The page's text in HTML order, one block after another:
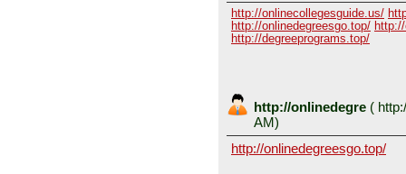
http://onlinecollegesguide.us/
http://onlinedegreesgo.top/
http://degreeprograms.top/
http://onlinedegre (
AM)
http://onlinedegreesgo.top/